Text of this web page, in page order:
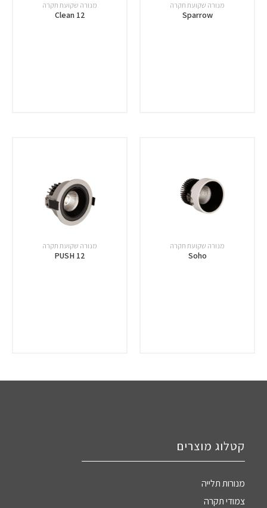
מנורה שקועת תקרה
Sparrow
מנורה שקועת תקרה
Clean 12
מנורה שקועת תקרה
Soho
מנורה שקועת תקרה
PUSH 12
קטלוג מוצרים
מנורות תלייה
צמודי תקרה